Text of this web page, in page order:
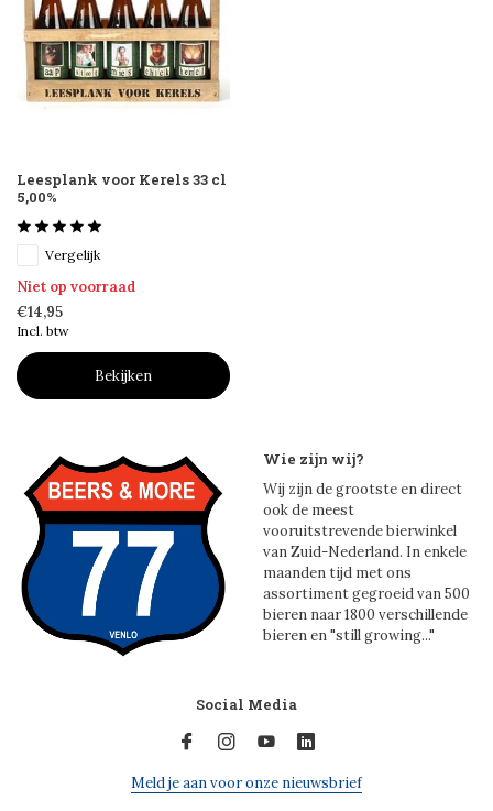
Leesplank voor Kerels 33 cl
5,00%
Vergelijk
Niet op voorraad
€14,95
Incl. btw
Bekijken
Wie zijn wij?
Wij zijn de grootste en direct
ook de meest
vooruitstrevende bierwinkel
van Zuid-Nederland. In enkele
maanden tijd met ons
assortiment gegroeid van 500
bieren naar 1800 verschillende
bieren en "still growing..."
Social Media
Meld je aan voor onze nieuwsbrief